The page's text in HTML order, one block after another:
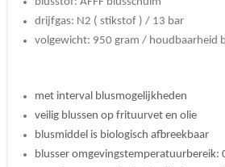
drijfgas: N2 ( stikstof ) / 13 bar
volgewicht: 950 gram / houdbaarheid
met interval blusmogelijkheden
veilig blussen op frituurvet en olie
blusmiddel is biologisch afbreekbaar
blusser omgevingstemperatuurbereik: